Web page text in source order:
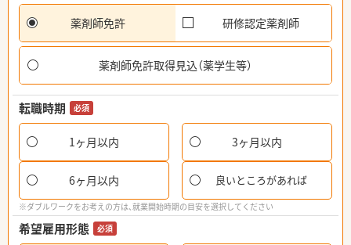
薬剤師免許 研修認定薬剤師
薬剤師免許取得見込（薬学生等）
転職時期 必須
1ヶ月以内 3ヶ月以内
6ヶ月以内 良いところがあれば
※ダブルワークをお考えの方は、就業開始時期の目安を選択してください
希望雇用形態 必須